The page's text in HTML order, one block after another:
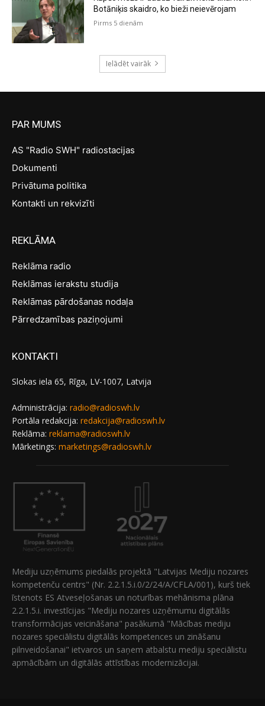
Botāniķis skaidro, ko bieži neievērojam
Pirms 5 dienām
Ielādēt vairāk
PAR MUMS
AS "Radio SWH" radiostacijas
Dokumenti
Privātuma politika
Kontakti un rekvizīti
REKLĀMA
Reklāma radio
Reklāmas ierakstu studija
Reklāmas pārdošanas nodaļa
Pārredzamības paziņojumi
KONTAKTI
Slokas iela 65, Rīga, LV-1007, Latvija
Administrācija: radio@radioswh.lv
Portāla redakcija: redakcija@radioswh.lv
Reklāma: reklama@radioswh.lv
Mārketings: marketings@radioswh.lv
Mediju uzņēmums piedalās projektā "Latvijas Mediju nozares
kompetenču centrs" (Nr. 2.2.1.5.i.0/2/24/A/CFLA/001), kurš tiek
īstenots ES Atveseļošanas un noturības mehānisma plāna
2.2.1.5.i. investīcijas "Mediju nozares uzņēmumu digitālās
transformācijas veicināšana" pasākumā "Mācības mediju
nozares speciālistu digitālās kompetences un zināšanu
pilnveidošanai" ietvaros un saņem atbalstu mediju speciālistu
apmācībām un digitālās attīstības modernizācijai.